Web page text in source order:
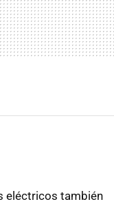
eléctricos también